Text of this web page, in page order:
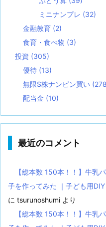
ミニナンプレ (32)
金融教育 (2)
食育・食べ物 (3)
投資 (305)
優待 (13)
無限S株ナンピン買い
配当金 (10)
最近のコメント
【総本数 150本！！】牛乳
子を作ってみた ｜子ども用
に tsurunoshumi より
【総本数 150本！！】牛乳